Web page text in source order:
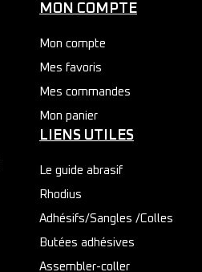
MON COMPTE
Mon compte
Mes favoris
Mes commandes
Mon panier
LIENS UTILES
Le guide abrasif
Rhodius
Adhésifs/Sangles /Colles
Butées adhésives
Assembler-coller